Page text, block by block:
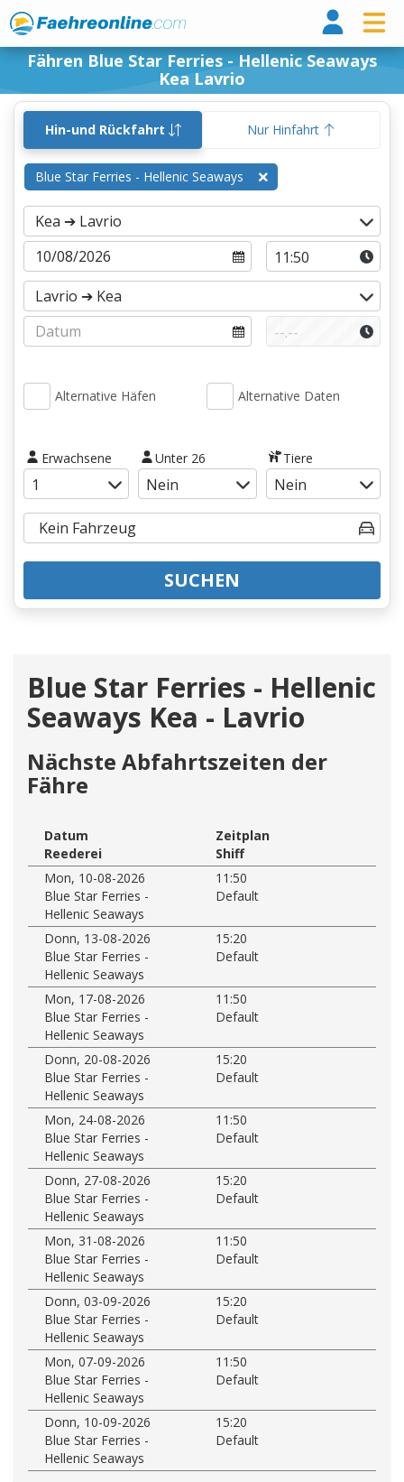
Fähren Blue Star Ferries - Hellenic Seaways
Kea Lavrio
Hin-und Rückfahrt Nur Hinfahrt
Blue Star Ferries - Hellenic Seaways
Alternative Häfen Alternative Daten
Erwachsene Unter 26 Tiere
SUCHEN
Blue Star Ferries - Hellenic
Seaways Kea - Lavrio
Nächste Abfahrtszeiten der
Fähre
Datum
Zeitplan
Reederei
Shiff
Mon, 10-08-2026
11:50
Blue Star Ferries -
Hellenic Seaways
Default
Donn, 13-08-2026
15:20
Blue Star Ferries -
Hellenic Seaways
Default
Mon, 17-08-2026
11:50
Blue Star Ferries -
Hellenic Seaways
Default
Donn, 20-08-2026
15:20
Blue Star Ferries -
Hellenic Seaways
Default
Mon, 24-08-2026
11:50
Blue Star Ferries -
Hellenic Seaways
Default
Donn, 27-08-2026
15:20
Blue Star Ferries -
Hellenic Seaways
Default
Mon, 31-08-2026
11:50
Blue Star Ferries -
Hellenic Seaways
Default
Donn, 03-09-2026
15:20
Blue Star Ferries -
Hellenic Seaways
Default
Mon, 07-09-2026
11:50
Blue Star Ferries -
Hellenic Seaways
Default
Donn, 10-09-2026
15:20
Blue Star Ferries -
Hellenic Seaways
Default